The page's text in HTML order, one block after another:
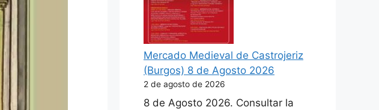
Mercado Medieval de Castrojeriz
(Burgos) 8 de Agosto 2026
2 de agosto de 2026
8 de Agosto 2026. Consultar la